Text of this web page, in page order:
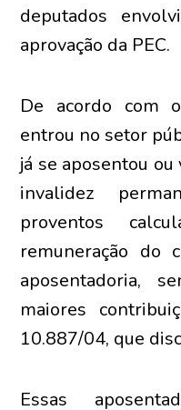
deputados
aprovação da PEC.
De acordo com
entrou no setor
já se aposentou
invalidez
proventos
remuneração do
aposentadoria,
maiores
10.887/04, que
Essas